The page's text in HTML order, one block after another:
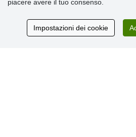
» Programma fedeltà
Recensioni
piacere avere il tuo consenso.
Impostazioni dei cookie